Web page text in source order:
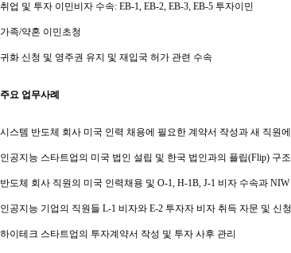
취업 및 투자 이민비자 수속: EB-1, EB-2, EB-3, EB-5 투자이민
가족/약혼 이민초청
귀화 신청 및 영주권 유지 및 재입국 허가 관련 수속
주요 업무사례
시스템 반도체 회사 미국 인력 채용에 필요한 계약서 작성과 새 직원
인공지능 스타트업의 미국 법인 설립 및 한국 법인과의 플립(Flip) 구조
반도체 회사 직원의 미국 인력채용 및 O-1, H-1B, J-1 비자 수속과
인공지능 기업의 직원들 L-1 비자와 E-2 투자자 비자 취득 자문 및 신청
하이테크 스타트업의 투자계약서 작성 및 투자 사후 관리